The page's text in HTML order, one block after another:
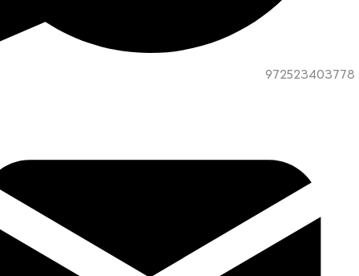
972523403778